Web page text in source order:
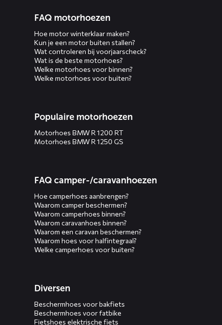
FAQ motorhoezen
Hoe motor winterklaar maken?
Kun je een motor buiten stallen?
Wat controleren bij voorjaarscheck?
Wat is de beste motorhoes?
Welke motorhoes voor binnen?
Welke motorhoes voor buiten?
Populaire motorhoezen
Motorhoes BMW R 1200 RT
Motorhoes BMW R 1250 GS
FAQ camper-/caravanhoezen
Hoe camperhoes aanbrengen?
Waarom camper beschermen?
Waarom camperhoes binnen?
Waarom caravanhoes binnen?
Waarom een caravan beschermen?
Waarom hoes voor halfintegraal?
Welke camperhoes voor buiten?
Diversen
Beschermhoes voor bakfiets
Beschermhoes voor fatbike
Fietshoes elektrische fiets